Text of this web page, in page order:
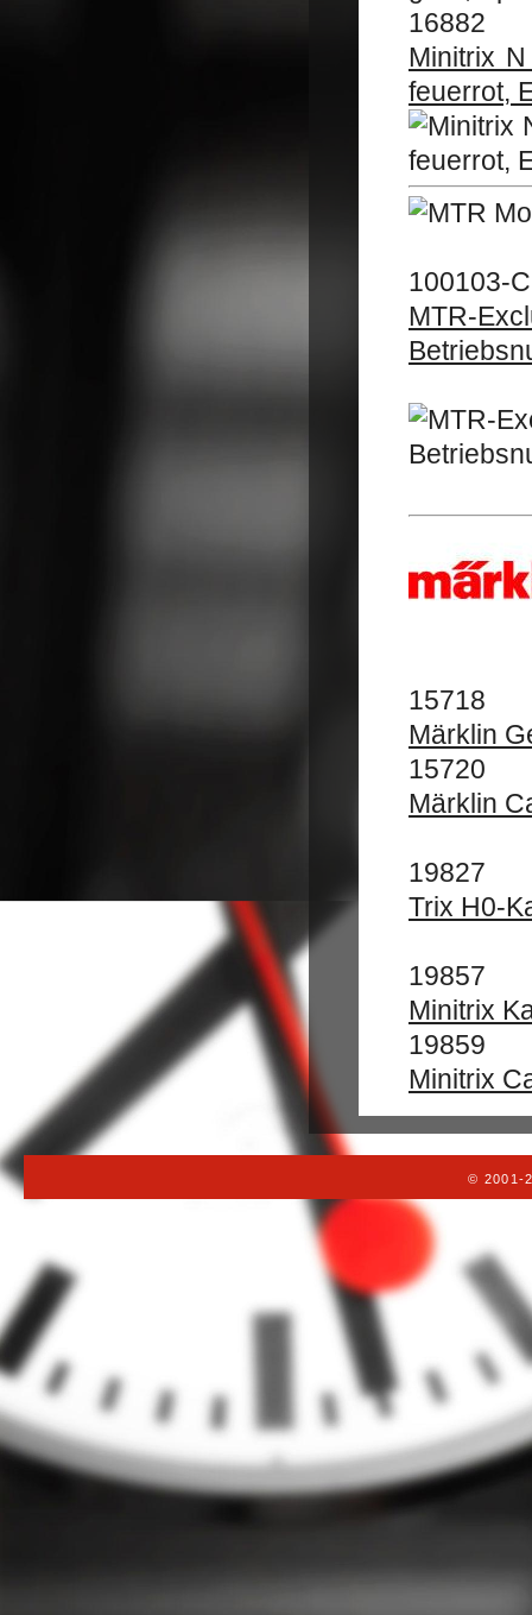
16882
Minitrix
feuerrot,
100103-C
MTR-
15718
Märklin
15720
Märklin
19827
Trix H0-
19857
Minitrix
19859
Minitrix
© 2001-